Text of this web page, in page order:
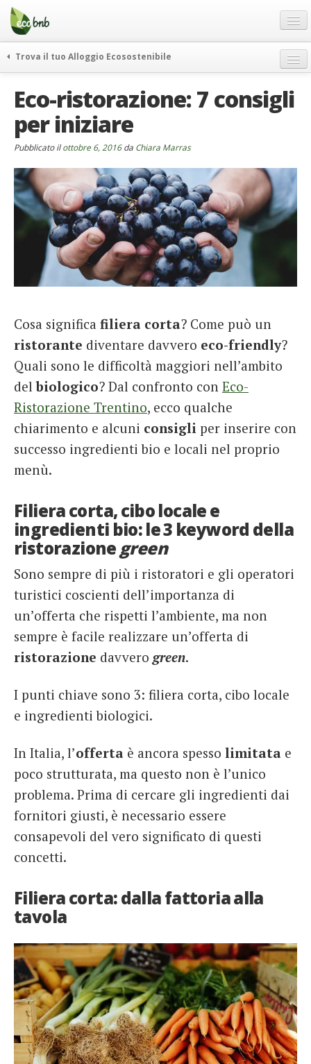
Menu
Salta
contenuto
Offerte Speciali
Regali
FAQ
Chi Siamo
Partner
Contatti
Italiano
German
English
French
Italiano
Trova il tuo Alloggio Ecosostenibile
itinerari
curiosità
vivere e viaggiare verde
ecohotel
rassegna stampa
Eco-ristorazione: 7 consigli
per iniziare
Pubblicato ilottobre 6, 2016da Chiara Marras
Cosa significa filiera corta? Come può un
ristorante diventare davvero eco-friendly?
Quali sono le difficoltà maggiori nell’ambito
delbiologico? Dal confronto con Eco-
Ristorazione Trentino, ecco qualche
chiarimento e alcuni consigli per inserire con
successo ingredienti bio e locali nel proprio
menù.
Filiera corta, cibo locale e
ingredienti bio: le 3 keyword della
ristorazionegreen
Sono sempre di più i ristoratori e gli operatori
turistici coscienti dell’importanza di
un’offerta che rispetti l’ambiente, ma non
sempre è facile realizzare un’offerta di
ristorazione davvero green.
I punti chiave sono 3: filiera corta, cibo locale
e ingredienti biologici.
In Italia, l’offerta è ancora spesso limitata e
poco strutturata, ma questo non è l’unico
problema. Prima di cercare gli ingredienti dai
fornitori giusti, è necessario essere
consapevoli del vero significato di questi
concetti.
Filiera corta: dalla fattoria alla
tavola